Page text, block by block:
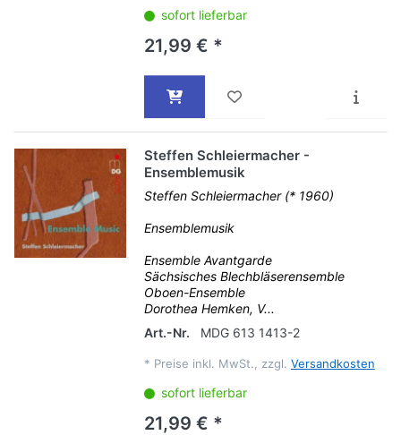
sofort lieferbar
21,99 € *
Steffen Schleiermacher -
Ensemblemusik
Steffen Schleiermacher (* 1960)
Ensemblemusik
Ensemble Avantgarde
Sächsisches Blechbläserensemble
Oboen-Ensemble
Dorothea Hemken, V...
Art.-Nr.
MDG 613 1413-2
* Preise inkl. MwSt., zzgl. Versandkosten
sofort lieferbar
21,99 € *